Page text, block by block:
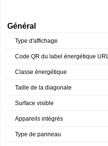
Général
Type d'affichage
Code QR du label énergétique URL
Classe énergétique
Taille de la diagonale
Surface visible
Appareils intégrés
Type de panneau